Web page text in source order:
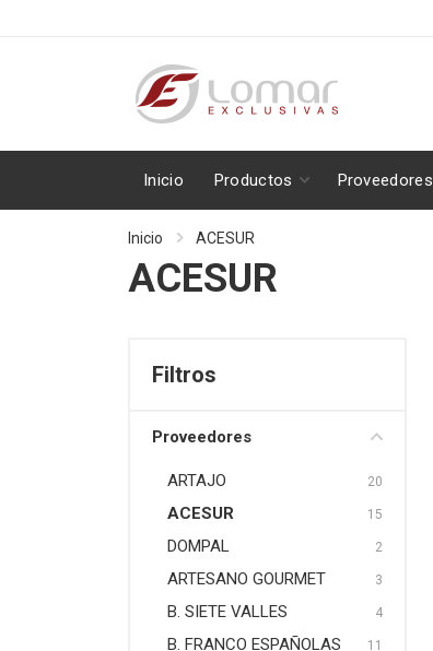
Inicio Productos Proveedores
Inicio ACESUR
ACESUR
Filtros
Proveedores
ARTAJO 20
ACESUR 15
DOMPAL 2
ARTESANO GOURMET 3
B. SIETE VALLES 4
B. FRANCO ESPAÑOLAS 11